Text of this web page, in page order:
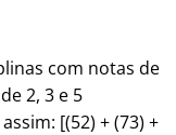
com notas de
2, 3 e 5
[(52) + (73) +